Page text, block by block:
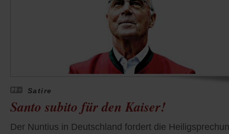
Satire
Santo subito für den Kaiser!
Der Nuntius in Deutschland fordert die